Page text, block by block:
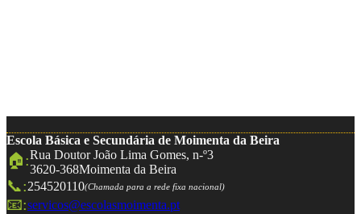
Escola Básica e Secundária de Moimenta da Beira
🏠:Rua Doutor João Lima Gomes, n-º3
3620-368Moimenta da Beira
📞:254520110(Chamada para a rede fixa nacional)
📧:servicos@escolasmoimenta.pt